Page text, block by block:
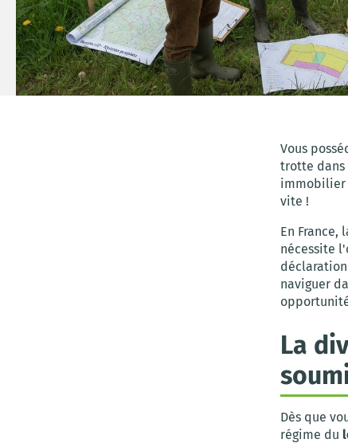
Vous
trotte dans
immobilier
vite !
En
nécessite
déclaration
naviguer
La
Dès que
régime du